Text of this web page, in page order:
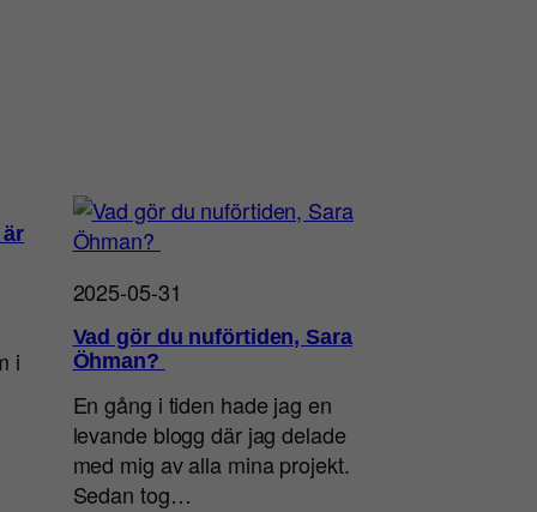
i
2025-05-31
Vad gör du nuförtiden, Sara
Öhman?
En gång i tiden hade jag en
levande blogg där jag delade
med mig av alla mina projekt.
Sedan tog…